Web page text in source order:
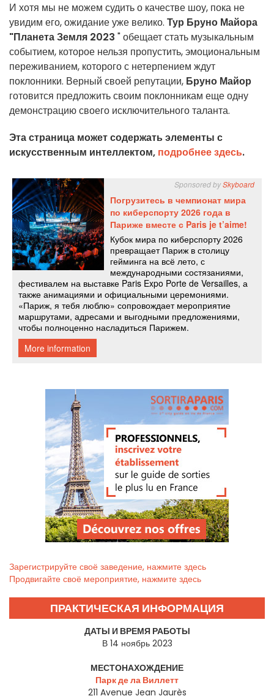
И хотя мы не можем судить о качестве шоу, пока не
увидим его, ожидание уже велико. Тур Бруно Майора
"Планета Земля 2023 " обещает стать музыкальным
событием, которое нельзя пропустить, эмоциональным
переживанием, которого с нетерпением ждут
поклонники. Верный своей репутации, Бруно Майор
готовится предложить своим поклонникам еще одну
демонстрацию своего исключительного таланта.
Эта страница может содержать элементы с
искусственным интеллектом, подробнее здесь.
Зарегистрируйте своё заведение, нажмите здесь
Продвигайте своё мероприятие, нажмите здесь
ПРАКТИЧЕСКАЯ ИНФОРМАЦИЯ
ДАТЫ И ВРЕМЯ РАБОТЫ
В 14 ноябрь 2023
МЕСТОНАХОЖДЕНИЕ
Парк де ла Виллетт
211 Avenue Jean Jaurès